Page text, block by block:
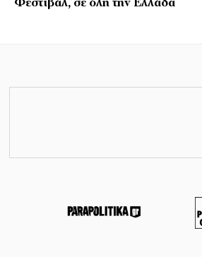
Φεστιβάλ, σε όλη την Ελλάδα